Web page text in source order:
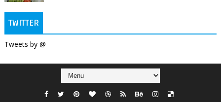
TWITTER
Tweets by @